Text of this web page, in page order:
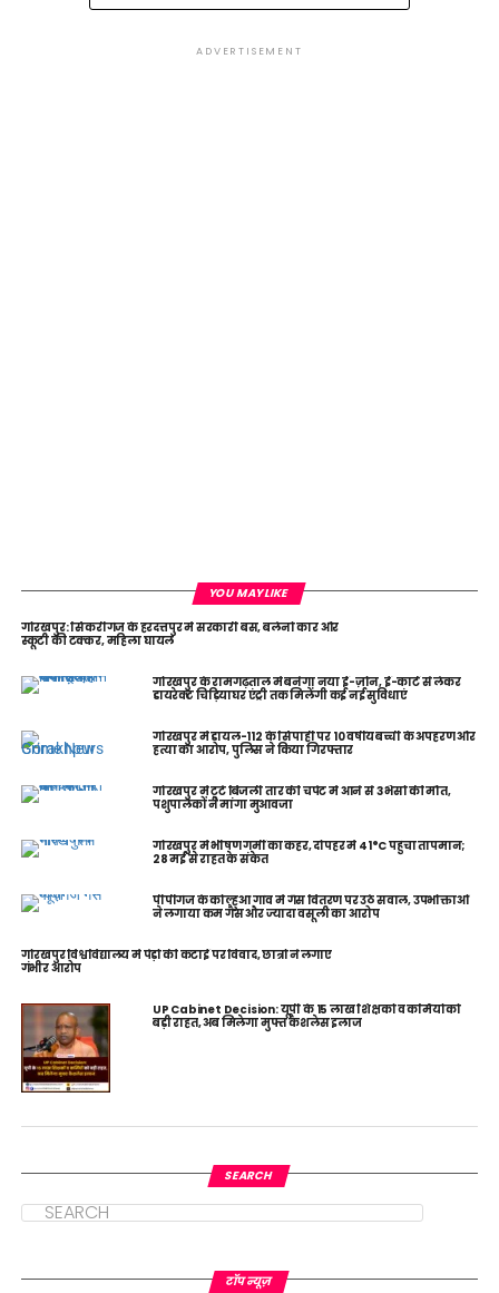
ADVERTISEMENT
YOU MAY LIKE
गोरखपुर: सिकरीगंज के हरदत्तपुर में सरकारी बस, बलेनो कार और
स्कूटी की टक्कर, महिला घायल
गोरखपुर के रामगढ़ताल में बनेगा नया ई-ज़ोन, ई-कार्ट से लेकर
डायरेक्ट चिड़ियाघर एंट्री तक मिलेंगी कई नई सुविधाएं
गोरखपुर में डायल-112 के सिपाही पर 10 वर्षीय बच्ची के अपहरण और
हत्या का आरोप, पुलिस ने किया गिरफ्तार
गोरखपुर में टूटे बिजली तार की चपेट में आने से 3 भैंसों की मौत,
पशुपालकों ने मांगा मुआवजा
गोरखपुर में भीषण गर्मी का कहर, दोपहर में 41°C पहुंचा तापमान;
28 मई से राहत के संकेत
पीपीगंज के कोल्हुआ गांव में गैस वितरण पर उठे सवाल, उपभोक्ताओं
ने लगाया कम गैस और ज्यादा वसूली का आरोप
गोरखपुर विश्वविद्यालय में पेड़ों की कटाई पर विवाद, छात्रों ने लगाए
गंभीर आरोप
UP Cabinet Decision: यूपी के 15 लाख शिक्षकों व कर्मियों को
बड़ी राहत, अब मिलेगा मुफ्त कैशलेस इलाज
SEARCH
टॉप न्यूज़